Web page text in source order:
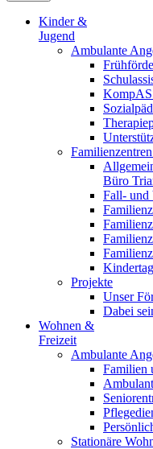
Kinder &
Jugend
Ambulante
Büro
Fall- und
Projekte
Unser
Dabei
Wohnen &
Freizeit
Ambulante
Familien
Stationäre